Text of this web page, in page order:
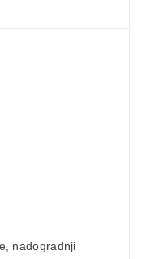
nadogradnji